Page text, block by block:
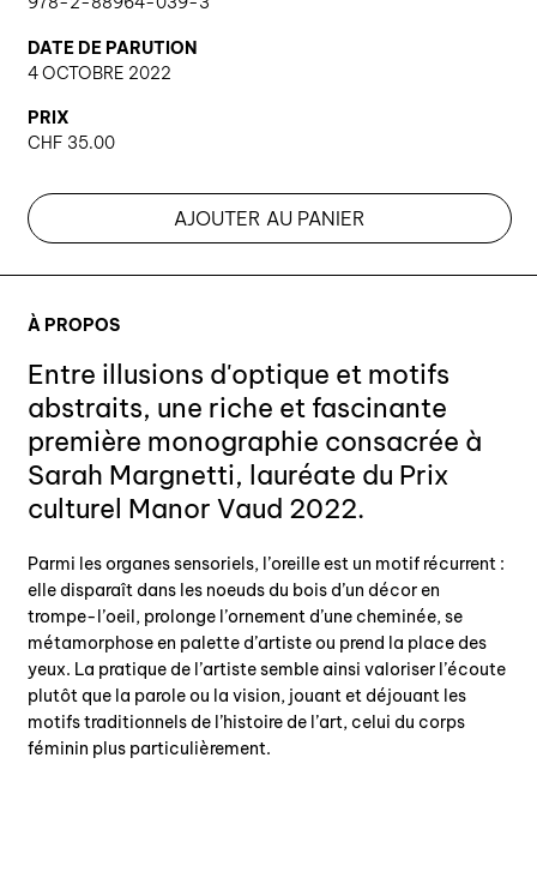
À PROPOS
Entre illusions d'optique et motifs
abstraits, une riche et fascinante
première monographie consacrée à
Sarah Margnetti, lauréate du Prix
culturel Manor Vaud 2022.
Parmi les organes sensoriels, l’oreille est un motif récurrent :
elle disparaît dans les noeuds du bois d’un décor en
trompe-l’oeil, prolonge l’ornement d’une cheminée, se
métamorphose en palette d’artiste ou prend la place des
yeux. La pratique de l’artiste semble ainsi valoriser l’écoute
plutôt que la parole ou la vision, jouant et déjouant les
motifs traditionnels de l’histoire de l’art, celui du corps
féminin plus particulièrement.
DATE DE PARUTION
4 OCTOBRE 2022
PRIX
CHF 35.00
AJOUTER AU PANIER